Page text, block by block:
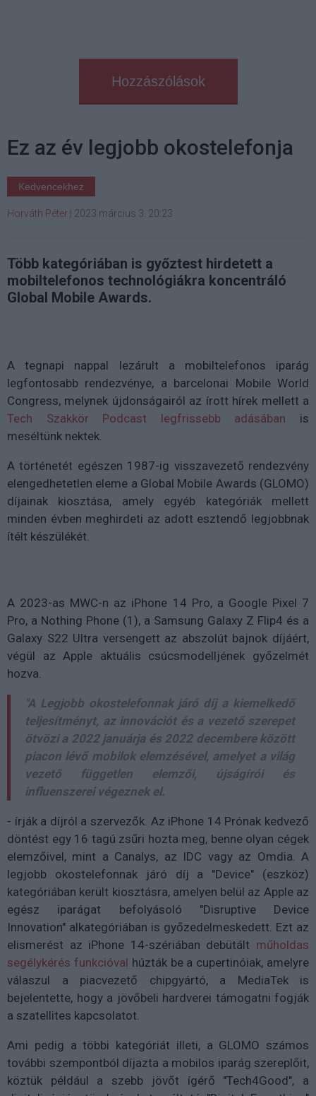
Hozzászólások
Ez az év legjobb okostelefonja
Kedvencekhez
Horváth Péter 2023 március 3. 20:23
Több kategóriában is győztest hirdetett a
mobiltelefonos technológiákra koncentráló
Global Mobile Awards.
A tegnapi nappal lezárult a mobiltelefonos iparág
legfontosabb rendezvénye, a barcelonai Mobile World
Congress, melynek újdonságairól az írott hírek mellett a
Tech Szakkör Podcast legfrissebb adásában is
meséltünk nektek.
A történetét egészen 1987-ig visszavezető rendezvény
elengedhetetlen eleme a Global Mobile Awards (GLOMO)
díjainak kiosztása, amely egyéb kategóriák mellett
minden évben meghirdeti az adott esztendő legjobbnak
ítélt készülékét.
A 2023-as MWC-n az iPhone 14 Pro, a Google Pixel 7
Pro, a Nothing Phone (1), a Samsung Galaxy Z Flip4 és a
Galaxy S22 Ultra versengett az abszolút bajnok díjáért,
végül az Apple aktuális csúcsmodelljének győzelmét
hozva.
"A Legjobb okostelefonnak járó díj a kiemelkedő
teljesítményt, az innovációt és a vezető szerepet
ötvözi a 2022 januárja és 2022 decembere között
piacon lévő mobilok elemzésével, amelyet a világ
vezető független elemzői, újságírói és
influenszerei végeznek el.
- írják a díjról a szervezők. Az iPhone 14 Prónak kedvező
döntést egy 16 tagú zsűri hozta meg, benne olyan cégek
elemzőivel, mint a Canalys, az IDC vagy az Omdia. A
legjobb okostelefonnak járó díj a "Device" (eszköz)
kategóriában került kiosztásra, amelyen belül az Apple az
egész iparágat befolyásoló "Disruptive Device
Innovation" alkategóriában is győzedelmeskedett. Ezt az
elismerést az iPhone 14-szériában debütált műholdas
segélykérés funkcióval húzták be a cupertinóiak, amelyre
válaszul a piacvezető chipgyártó, a MediaTek is
bejelentette, hogy a jövőbeli hardverei támogatni fogják
a szatellites kapcsolatot.
Ami pedig a többi kategóriát illeti, a GLOMO számos
további szempontból díjazta a mobilos iparág szereplőit,
köztük például a szebb jövőt ígérő "Tech4Good", a